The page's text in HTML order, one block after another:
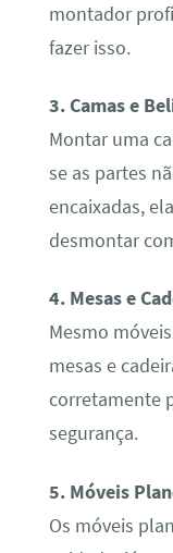
montador
fazer isso.
3. Camas e
Montar uma
se as partes
encaixadas,
desmontar
4. Mesas e
Mesmo
mesas e
corretamente
segurança.
5. Móveis
Os móveis